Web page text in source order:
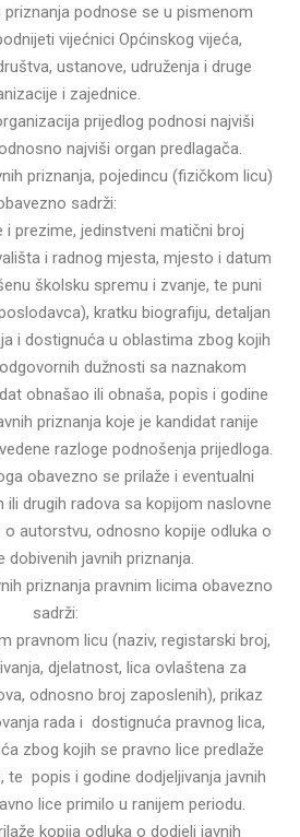
priznanja podnose se u pismenom
vijećnici Općinskog vijeća,
ustanove, udruženja i druge
i zajednice.
prijedlog podnosi najviši
najviši organ predlagača.
priznanja, pojedincu (fizičkom licu)
sadrži:
i prezime, jedinstveni matični broj
i radnog mjesta, mjesto i datum
školsku spremu i zvanje, te puni
kratku biografiju, detaljan
i dostignuća u oblastima zbog kojih
dužnosti sa naznakom
obnašao ili obnaša, popis i godine
priznanja koje je kandidat ranije
razloge podnošenja prijedloga.
obavezno se prilaže i eventualni
ili drugih radova sa kopijom naslovne
autorstvu, odnosno kopije odluka o
dobivenih javnih priznanja.
priznanja pravnim licima obavezno
sadrži:
pravnom licu (naziv, registarski broj,
djelatnost, lica ovlaštena za
odnosno broj zaposlenih), prikaz
rada i dostignuća pravnog lica,
zbog kojih se pravno lice predlaže
te popis i godine dodjeljivanja javnih
lice primilo u ranijem periodu.
kopija odluka o dodjeli javnih